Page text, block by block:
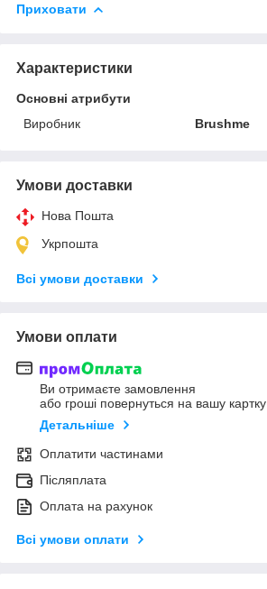
Приховати
Характеристики
Основні атрибути
Виробник
Brushme
Умови доставки
Нова Пошта
Укрпошта
Всі умови доставки
Умови оплати
Ви отримаєте замовлення
або гроші повернуться на вашу картку
Детальніше
Оплатити частинами
Післяплата
Оплата на рахунок
Всі умови оплати